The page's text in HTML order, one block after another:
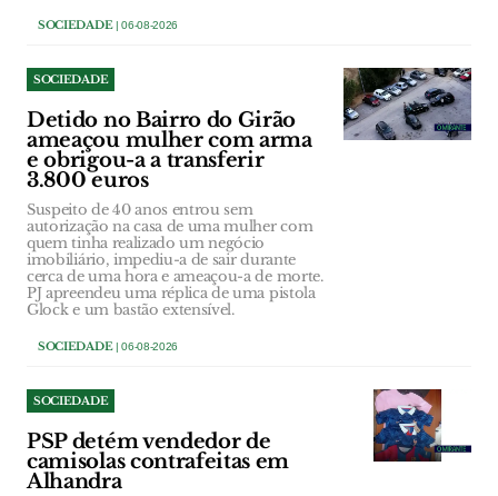
SOCIEDADE| 06-08-2026
SOCIEDADE
Detido no Bairro do Girão
ameaçou mulher com arma
e obrigou-a a transferir
3.800 euros
Suspeito de 40 anos entrou sem
autorização na casa de uma mulher com
quem tinha realizado um negócio
imobiliário, impediu-a de sair durante
cerca de uma hora e ameaçou-a de morte.
PJ apreendeu uma réplica de uma pistola
Glock e um bastão extensível.
SOCIEDADE| 06-08-2026
SOCIEDADE
PSP detém vendedor de
camisolas contrafeitas em
Alhandra